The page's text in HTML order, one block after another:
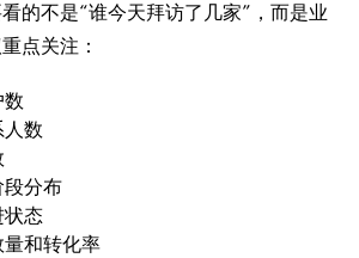
的不是“谁今天拜访了几家”，而是业
点关注：
数
数
段分布
状态
和转化率